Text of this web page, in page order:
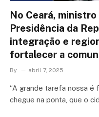
No Ceará, ministro
Presidência da
integração e
fortalecer a
By abril 7, 2025
“A grande tarefa nossa é
chegue na ponta, que o